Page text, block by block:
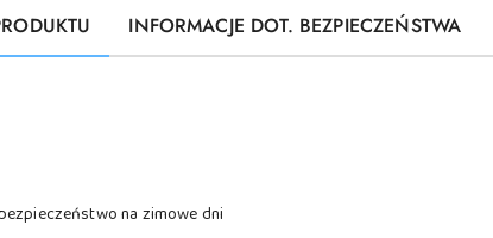
INFORMACJE DOT. BEZPIECZEŃSTWA
na zimowe dni